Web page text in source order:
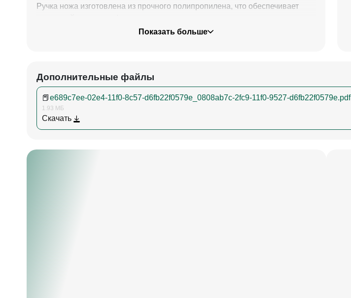
Ручка ножа изготовлена из прочного полипропилена, что обеспечивает
Показать больше
Дополнительные файлы
📕 e689c7ee-02e4-11f0-8c57-d6fb22f0579e_0808ab7c-2fc9-11f0-9527-d6fb22f0579e.pdf
1.93 МБ
Скачать